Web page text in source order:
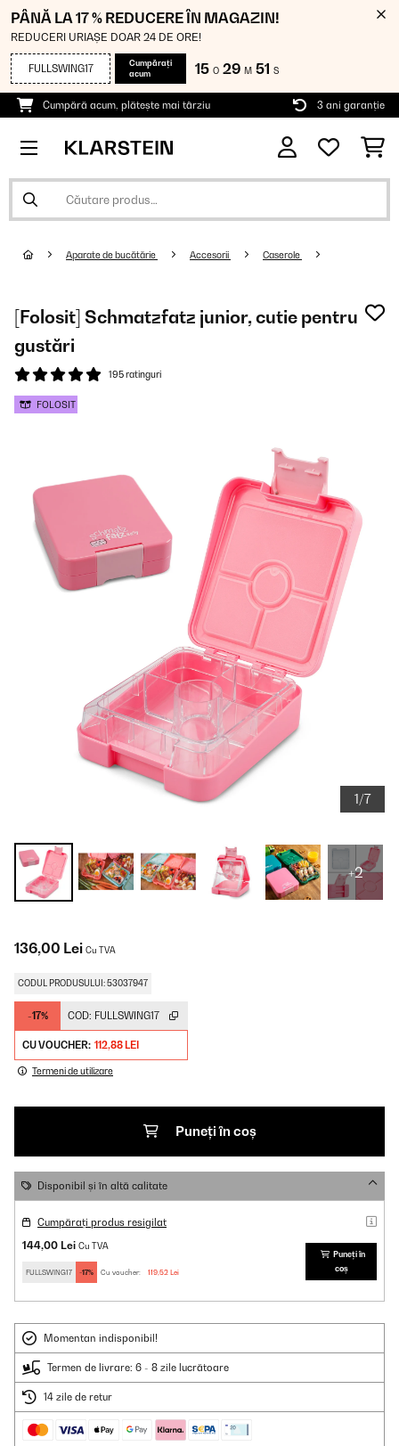
PÂNĂ LA 17 % REDUCERE ÎN MAGAZIN!
REDUCERI URIAȘE DOAR 24 DE ORE!
FULLSWING17
Cumpărați
acum
15 O 29 M 50 S
Cumpără acum, plătește mai târziu 3 ani garanție
Aparate de bucătărie Accesorii Caserole
[Folosit] Schmatzfatz junior, cutie pentru
gustări
195 ratinguri
FOLOSIT
1/7
+2
136,00 Lei Cu TVA
CODUL PRODUSULUI: 53037947
-17% COD: FULLSWING17
CU VOUCHER: 112,88 LEI
Termeni de utilizare
Puneți în coș
Disponibil și în altă calitate
Cumpărați produs resigilat
144,00 Lei Cu TVA
FULLSWING17 -17% Cu voucher: 119,52 Lei
Puneți în
coș
Momentan indisponibil!
Termen de livrare: 6 - 8 zile lucrătoare
14 zile de retur